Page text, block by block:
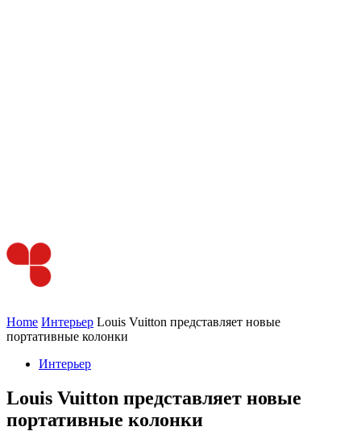
Home Интерьер Louis Vuitton представляет новые
портативные колонки
Интерьер
Louis Vuitton представляет новые
портативные колонки